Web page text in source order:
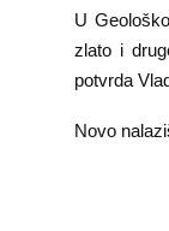
U
zlato i
potvrda
Novo